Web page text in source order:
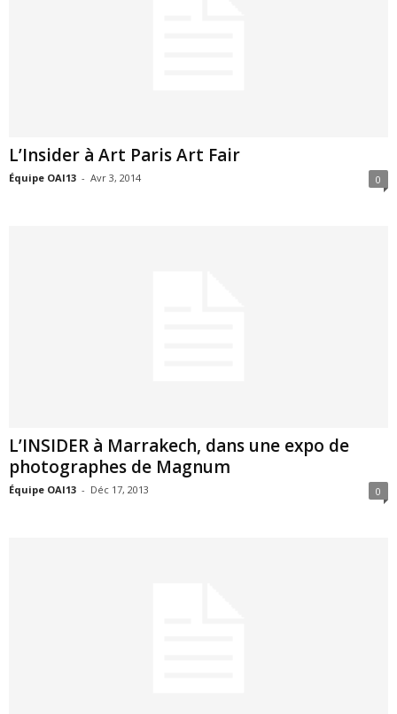
L’Insider à Art Paris Art Fair
Équipe OAI13 - Avr 3, 2014 0
L’INSIDER à Marrakech, dans une expo de
photographes de Magnum
Équipe OAI13 - Déc 17, 2013 0